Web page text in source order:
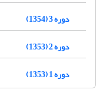
دوره 3 (1354)
دوره 2 (1353)
دوره 1 (1353)